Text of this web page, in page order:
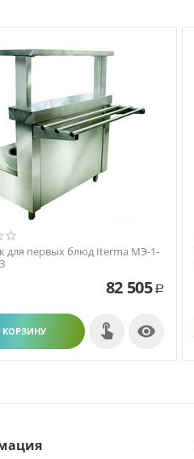
для первых блюд Iterma МЭ-1-
82 505 Р
КОРЗИНУ 